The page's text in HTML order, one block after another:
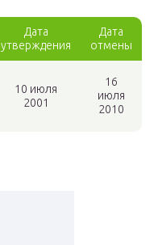
Дата
утверждения
Дата
отмены
10 июля
2001
16
июля
2010